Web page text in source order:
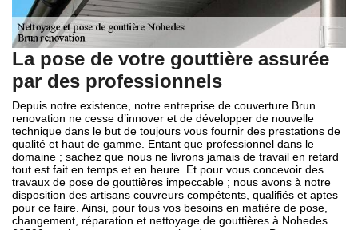
La pose de votre gouttière assurée
par des professionnels
Depuis notre existence, notre entreprise de couverture Brun
renovation ne cesse d’innover et de développer de nouvelle
technique dans le but de toujours vous fournir des prestations de
qualité et haut de gamme. Entant que professionnel dans le
domaine ; sachez que nous ne livrons jamais de travail en retard
tout est fait en temps et en heure. Et pour vous concevoir des
travaux de pose de gouttières impeccable ; nous avons à notre
disposition des artisans couvreurs compétents, qualifiés et aptes
pour ce faire. Ainsi, pour tous vos besoins en matière de pose,
changement, réparation et nettoyage de gouttières à Nohedes